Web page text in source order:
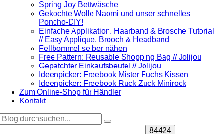
Spring Joy Bettwäsche
Gekochte Wolle Naomi und unser schnelles
Poncho-DIY!
Einfache Applikation, Haarband & Brosche Tutorial
// Easy Applique, Brooch & Headband
Fellbommel selber nähen
Free Pattern: Reusable Shopping Bag // Jolijou
Gepatchter Einkaufsbeutel // Jolijou
Ideenpicker: Freebook Mister Fuchs Kissen
Ideenpicker: Freebook Ruck Zuck Minirock
Zum Online-Shop für Händler
Kontakt